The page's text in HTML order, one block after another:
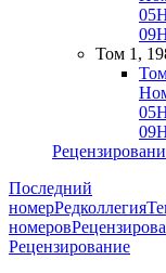
05
09
Том 1,
05
09
Последний
номерРедколлегия
номеров
Рецензирование